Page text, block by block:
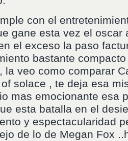
con el
gane esta vez el oscar
el exceso la paso
bastante
la veo como comparar
solace , te deja esa
mas emocionante esa
esta batalla en el
y espectacularidad
de lo de Megan Fox